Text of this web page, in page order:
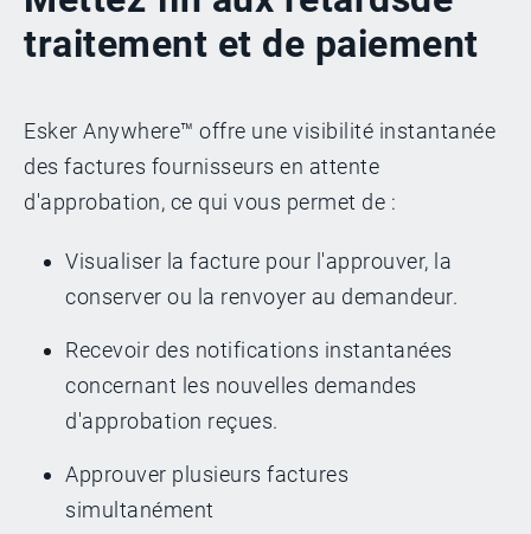
traitement et de paiement
Esker Anywhere™ offre une visibilité instantanée
des factures fournisseurs en attente
d'approbation, ce qui vous permet de :
Visualiser la facture pour l'approuver, la
conserver ou la renvoyer au demandeur.
Recevoir des notifications instantanées
concernant les nouvelles demandes
d'approbation reçues.
Approuver plusieurs factures
simultanément